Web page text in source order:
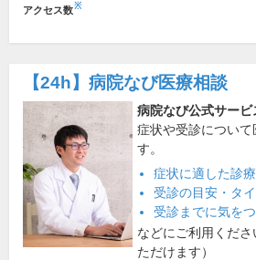
アクセス数※
【24h】 病院なび医療相談
病院なび公式サービ
症状や受診について
す。
症状に適した診
受診の目安・タ
受診までに気を
などにご利用くだ
ただけます）